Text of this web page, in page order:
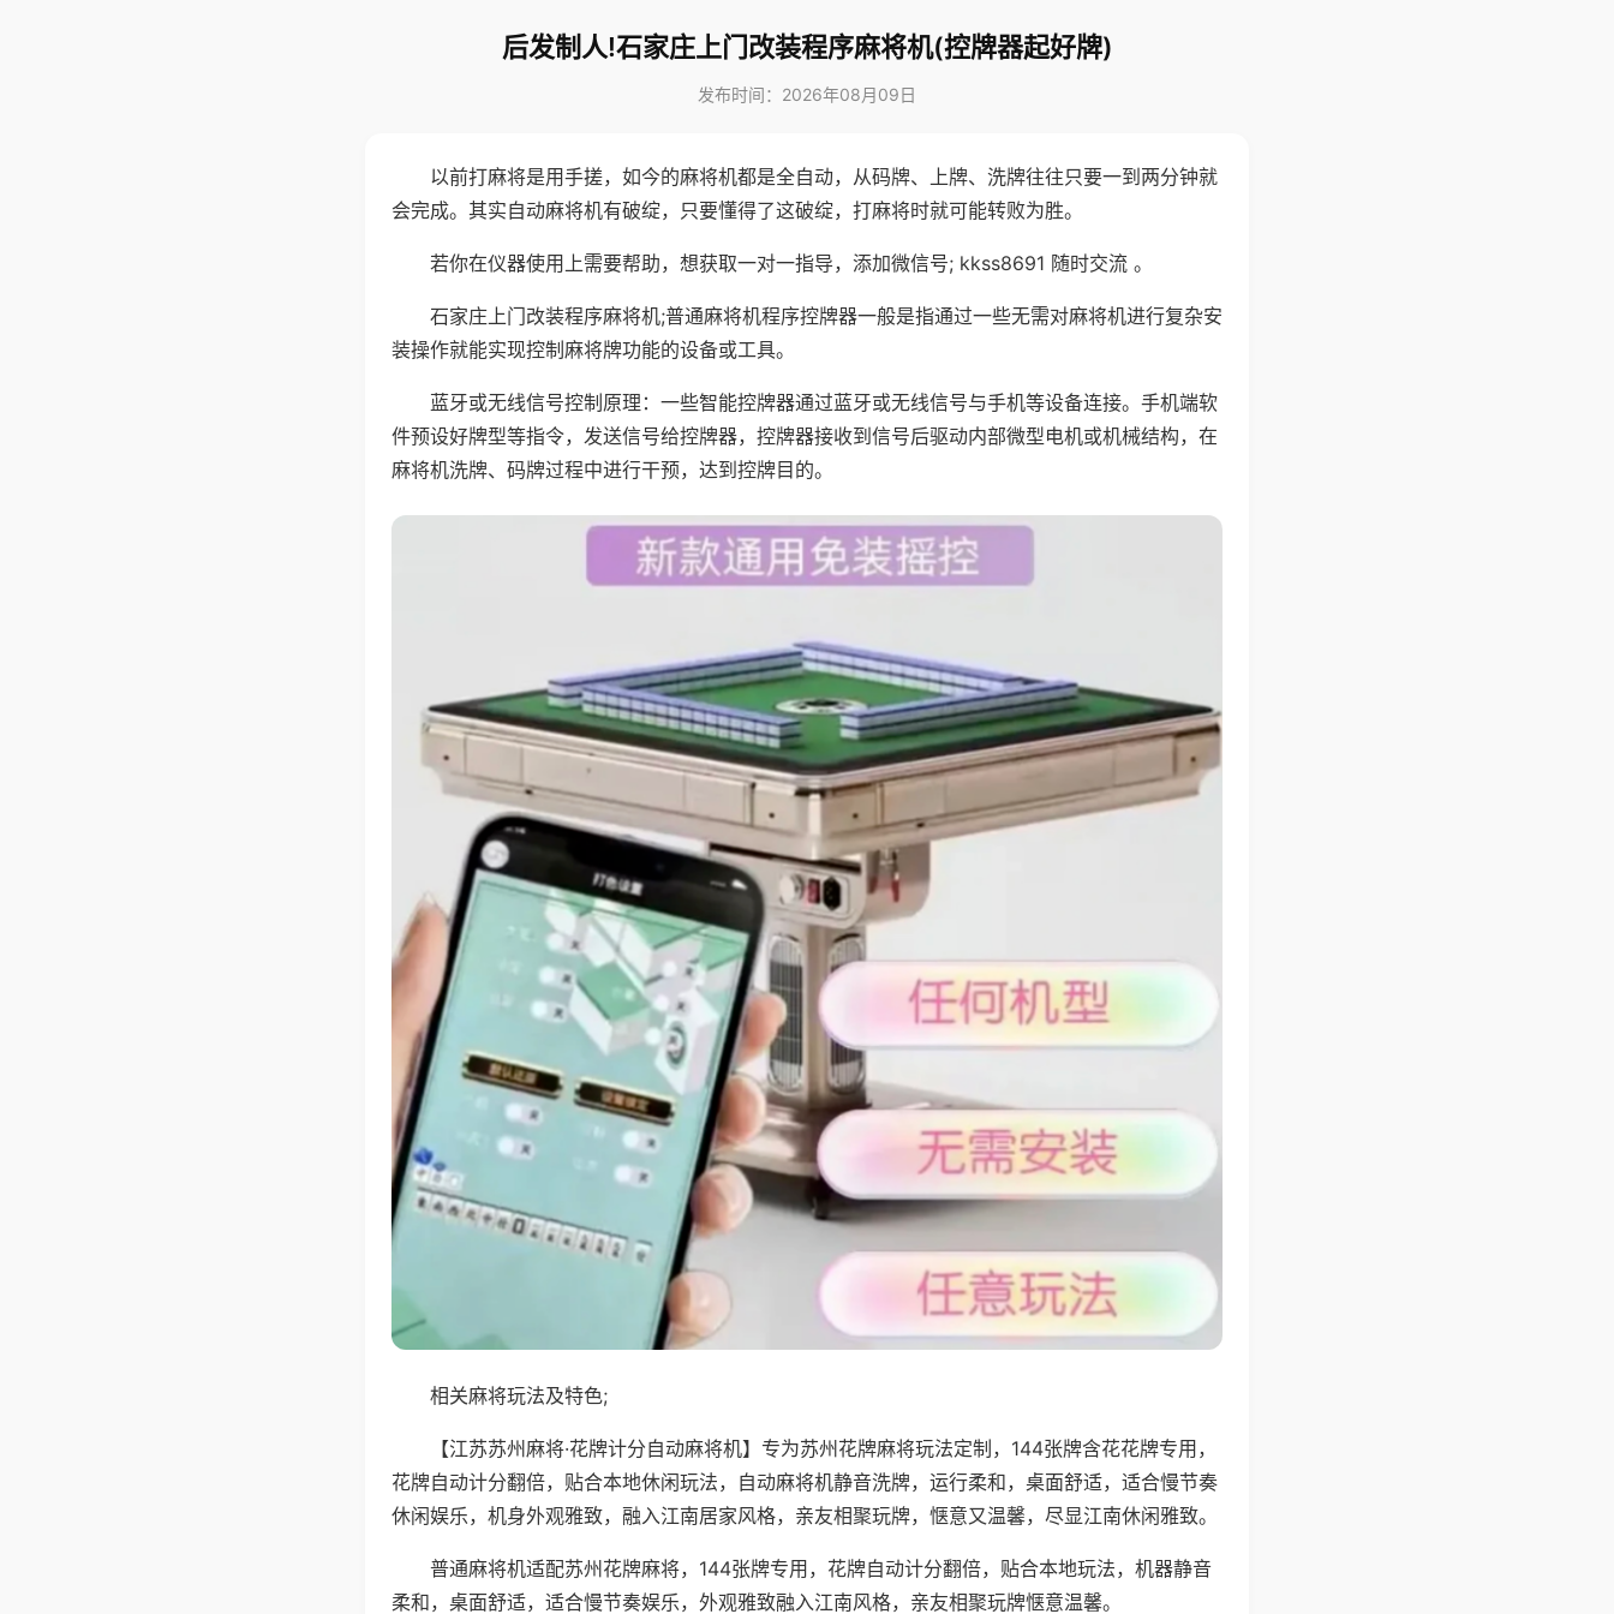
后发制人!石家庄上门改装程序麻将机(控牌器起好牌)
发布时间：2026年08月09日
以前打麻将是用手搓，如今的麻将机都是全自动，从码牌、上牌、洗牌往往只要一到两分钟就
会完成。其实自动麻将机有破绽，只要懂得了这破绽，打麻将时就可能转败为胜。
若你在仪器使用上需要帮助，想获取一对一指导，添加微信号; kkss8691 随时交流 。
石家庄上门改装程序麻将机;普通麻将机程序控牌器一般是指通过一些无需对麻将机进行复杂安
装操作就能实现控制麻将牌功能的设备或工具。
蓝牙或无线信号控制原理：一些智能控牌器通过蓝牙或无线信号与手机等设备连接。手机端软
件预设好牌型等指令，发送信号给控牌器，控牌器接收到信号后驱动内部微型电机或机械结构，在
麻将机洗牌、码牌过程中进行干预，达到控牌目的。
相关麻将玩法及特色;
【江苏苏州麻将·花牌计分自动麻将机】专为苏州花牌麻将玩法定制，144张牌含花花牌专用，
花牌自动计分翻倍，贴合本地休闲玩法，自动麻将机静音洗牌，运行柔和，桌面舒适，适合慢节奏
休闲娱乐，机身外观雅致，融入江南居家风格，亲友相聚玩牌，惬意又温馨，尽显江南休闲雅致。
普通麻将机适配苏州花牌麻将，144张牌专用，花牌自动计分翻倍，贴合本地玩法，机器静音
柔和，桌面舒适，适合慢节奏娱乐，外观雅致融入江南风格，亲友相聚玩牌惬意温馨。